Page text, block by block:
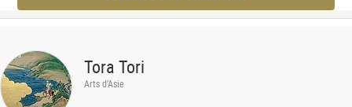
Tora Tori
Arts d'Asie